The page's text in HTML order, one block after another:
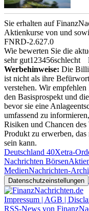
Sie erhalten auf
Aktienkurse von und
FNRD-2.627.0
Wie bewerten Sie die
sehr gut1 23456schlecht
Werbehinweise: Die
ist nicht als ihre
verstehen. Wir
den Basisprospekt und
bevor sie eine
umfassend zu
Risiken und Chancen
Produkt zu erwerben,
sein kann.
Deutschland 40Xetra-
Nachrichten Börsen
MedienNachrichten-
Datenschutzeinstellungen
Impressum | AGB |
RSS-News von